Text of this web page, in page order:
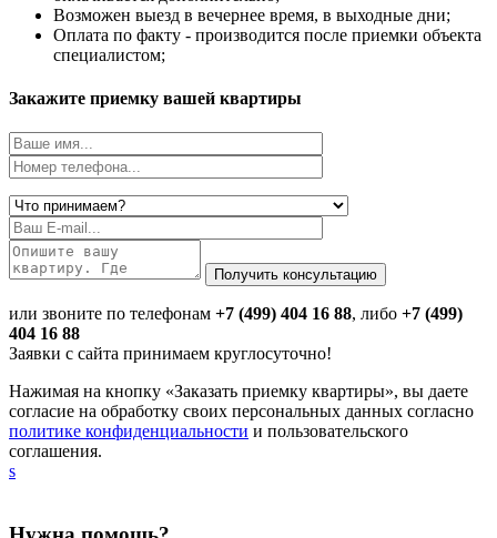
Возможен выезд в вечернее время, в выходные дни;
Оплата по факту - производится после приемки объекта
специалистом;
Закажите приемку вашей квартиры
или звоните по телефонам +7 (499) 404 16 88, либо +7 (499)
404 16 88
Заявки с сайта принимаем круглосуточно!
Нажимая на кнопку «Заказать приемку квартиры», вы даете
согласие на обработку своих персональных данных согласно
политике конфиденциальности и пользовательского
соглашения.
s